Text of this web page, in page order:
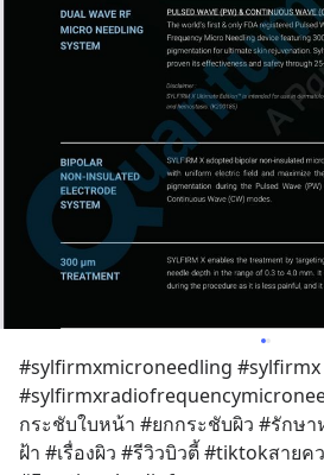
#sylfirmxmicroneedling #sylfirmx
กระชับใบหน้า #ยกกระชับผิว #รักษ
ฝ้า #เรื่องผิว #รีวิวบิวตี้ #tiktokสายค